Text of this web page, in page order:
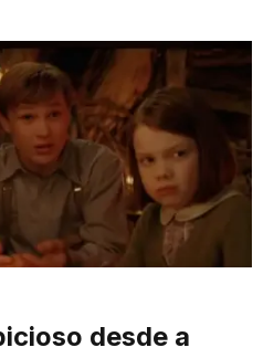
desde a